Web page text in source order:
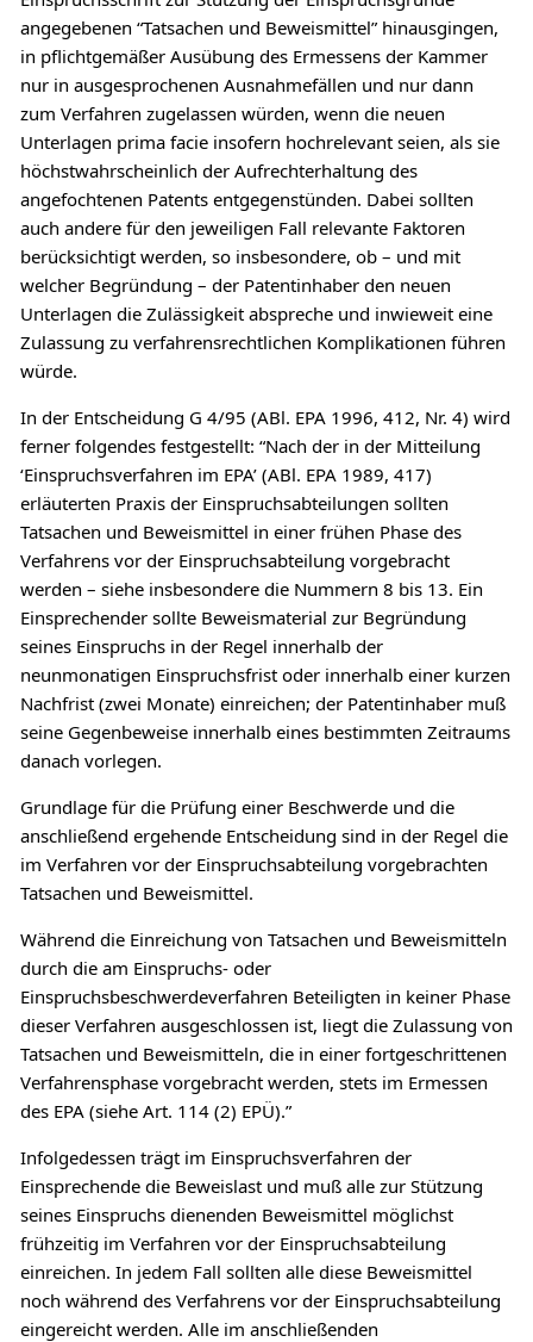
angegebenen “Tatsachen und Beweismittel” hinausgingen,
in pflichtgemäßer Ausübung des Ermessens der Kammer
nur in ausgesprochenen Ausnahmefällen und nur dann
zum Verfahren zugelassen würden, wenn die neuen
Unterlagen prima facie insofern hochrelevant seien, als sie
höchstwahrscheinlich der Aufrechterhaltung des
angefochtenen Patents entgegenstünden. Dabei sollten
auch andere für den jeweiligen Fall relevante Faktoren
berücksichtigt werden, so insbesondere, ob – und mit
welcher Begründung – der Patentinhaber den neuen
Unterlagen die Zulässigkeit abspreche und inwieweit eine
Zulassung zu verfahrensrechtlichen Komplikationen führen
würde.
In der Entscheidung G 4/95 (ABl. EPA 1996, 412, Nr. 4) wird
ferner folgendes festgestellt: “Nach der in der Mitteilung
‘Einspruchsverfahren im EPA’ (ABl. EPA 1989, 417)
erläuterten Praxis der Einspruchsabteilungen sollten
Tatsachen und Beweismittel in einer frühen Phase des
Verfahrens vor der Einspruchsabteilung vorgebracht
werden – siehe insbesondere die Nummern 8 bis 13. Ein
Einsprechender sollte Beweismaterial zur Begründung
seines Einspruchs in der Regel innerhalb der
neunmonatigen Einspruchsfrist oder innerhalb einer kurzen
Nachfrist (zwei Monate) einreichen; der Patentinhaber muß
seine Gegenbeweise innerhalb eines bestimmten Zeitraums
danach vorlegen.
Grundlage für die Prüfung einer Beschwerde und die
anschließend ergehende Entscheidung sind in der Regel die
im Verfahren vor der Einspruchsabteilung vorgebrachten
Tatsachen und Beweismittel.
Während die Einreichung von Tatsachen und Beweismitteln
durch die am Einspruchs- oder
Einspruchsbeschwerdeverfahren Beteiligten in keiner Phase
dieser Verfahren ausgeschlossen ist, liegt die Zulassung von
Tatsachen und Beweismitteln, die in einer fortgeschrittenen
Verfahrensphase vorgebracht werden, stets im Ermessen
des EPA (siehe Art. 114 (2) EPÜ).”
Infolgedessen trägt im Einspruchsverfahren der
Einsprechende die Beweislast und muß alle zur Stützung
seines Einspruchs dienenden Beweismittel möglichst
frühzeitig im Verfahren vor der Einspruchsabteilung
einreichen. In jedem Fall sollten alle diese Beweismittel
noch während des Verfahrens vor der Einspruchsabteilung
eingereicht werden. Alle im anschließenden